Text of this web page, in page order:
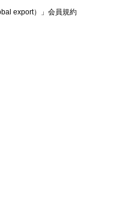
export）」会員規約